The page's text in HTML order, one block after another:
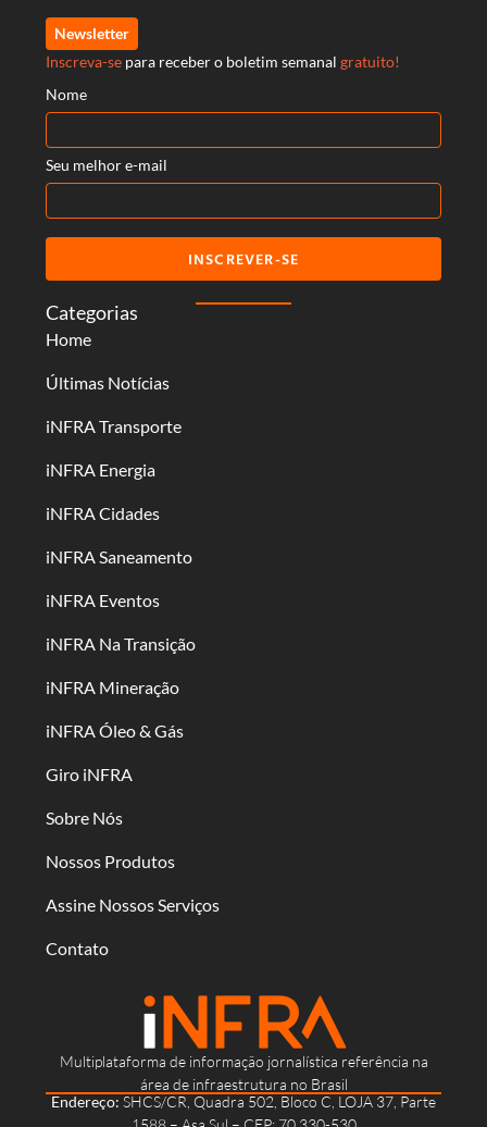
Multiplataforma de informação jornalística referência na
área de infraestrutura no Brasil
Endereço: SHCS/CR, Quadra 502, Bloco C, LOJA 37, Parte
Categorias
Home
Últimas Notícias
iNFRA Transporte
iNFRA Energia
iNFRA Cidades
iNFRA Saneamento
iNFRA Eventos
iNFRA Na Transição
iNFRA Mineração
iNFRA Óleo & Gás
Giro iNFRA
Sobre Nós
Nossos Produtos
Assine Nossos Serviços
Contato
Newsletter
Inscreva-se para receber o boletim semanal gratuito!
Nome
Seu melhor e-mail
INSCREVER-SE